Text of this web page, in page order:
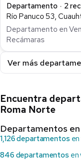
Departamento
2
Río Panuco 53,
Departamento en
Recámaras
Ver más
Encuentra
Roma Norte
Departamentos
1,126 departamentos
846 departamentos en